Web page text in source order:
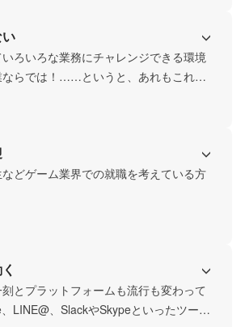
極的に採用したいと考えています。ま
業OK企業の方、フリーランスの方など
てもらうことも積極的に行なっていま
ろいろな業務にチャレンジできる環境
ならでは！……というと、あれもこれも
どゲーム業界での就職を考えている方
イ・エージェンシーにいらしてくださ
とプラットフォームも流行も変わって
LINE@、SlackやSkypeといったツール